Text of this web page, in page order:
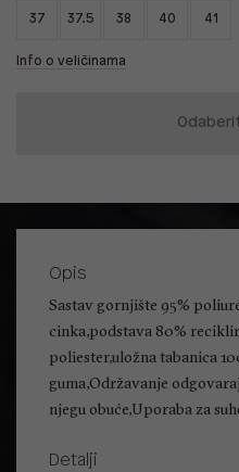
37 37.5 38 40 41
Info o veličinama
Opis
Sastav gornjište 95%
cinka,podstava 80%
poliester,uložna tabanica
guma,Održavanje
njegu obuće,Uporaba za
Detalji